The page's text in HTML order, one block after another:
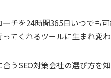
チを24時間365日いつでも
てくれるツールに生まれ変わ
うSEO対策会社の選び方を知